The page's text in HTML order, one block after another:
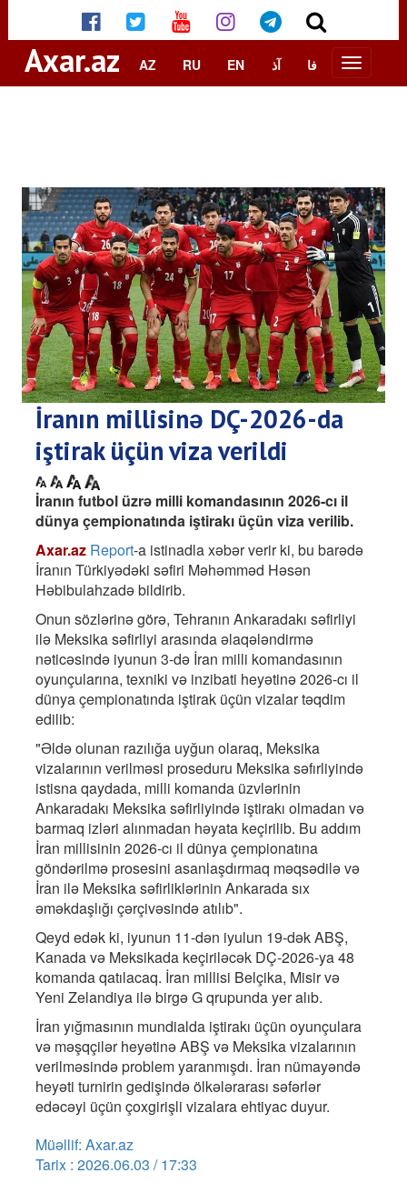
Axar.az AZ RU EN آذ فا
İranın millisinə DÇ-2026-da
iştirak üçün viza verildi
İranın futbol üzrə milli komandasının 2026-cı il
dünya çempionatında iştirakı üçün viza verilib.
Axar.az Report-a istinadla xəbər verir ki, bu barədə
İranın Türkiyədəki səfiri Məhəmməd Həsən
Həbibulahzadə bildirib.
Onun sözlərinə görə, Tehranın Ankaradakı səfirliyi
ilə Meksika səfirliyi arasında əlaqələndirmə
nəticəsində iyunun 3-də İran milli komandasının
oyunçularına, texniki və inzibati heyətinə 2026-cı il
dünya çempionatında iştirak üçün vizalar təqdim
edilib:
"Əldə olunan razılığa uyğun olaraq, Meksika
vizalarının verilməsi proseduru Meksika səfırliyində
istisna qaydada, milli komanda üzvlərinin
Ankaradakı Meksika səfirliyində iştirakı olmadan və
barmaq izləri alınmadan həyata keçirilib. Bu addım
İran millisinin 2026-cı il dünya çempionatına
göndərilmə prosesini asanlaşdırmaq məqsədilə və
İran ilə Meksika səfirliklərinin Ankarada sıx
əməkdaşlığı çərçivəsində atılıb".
Qeyd edək ki, iyunun 11-dən iyulun 19-dək ABŞ,
Kanada və Meksikada keçiriləcək DÇ-2026-ya 48
komanda qatılacaq. İran millisi Belçika, Misir və
Yeni Zelandiya ilə birgə G qrupunda yer alıb.
İran yığmasının mundialda iştirakı üçün oyunçulara
və məşqçilər heyətinə ABŞ və Meksika vizalarının
verilməsində problem yaranmışdı. İran nümayəndə
heyəti turnirin gedişində ölkələrarası səfərlər
edəcəyi üçün çoxgirişli vizalara ehtiyac duyur.
Müəllif: Axar.az
Tarix : 2026.06.03 / 17:33